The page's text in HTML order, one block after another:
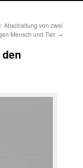
Abschaltung von zwei
Mensch und Tier →